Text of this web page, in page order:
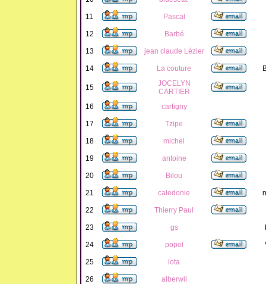
11 Pascal
12 Barbé
13 jean claude Lézier
14 La couture
15
JOCELYN
CARTIER
16
cartigny
17 Tzipe
18 michel
19 antoine
20 Bilou
21 caledonie
22 Thierry Paul
23 gs
24 popol
25 iota
26 alberwil